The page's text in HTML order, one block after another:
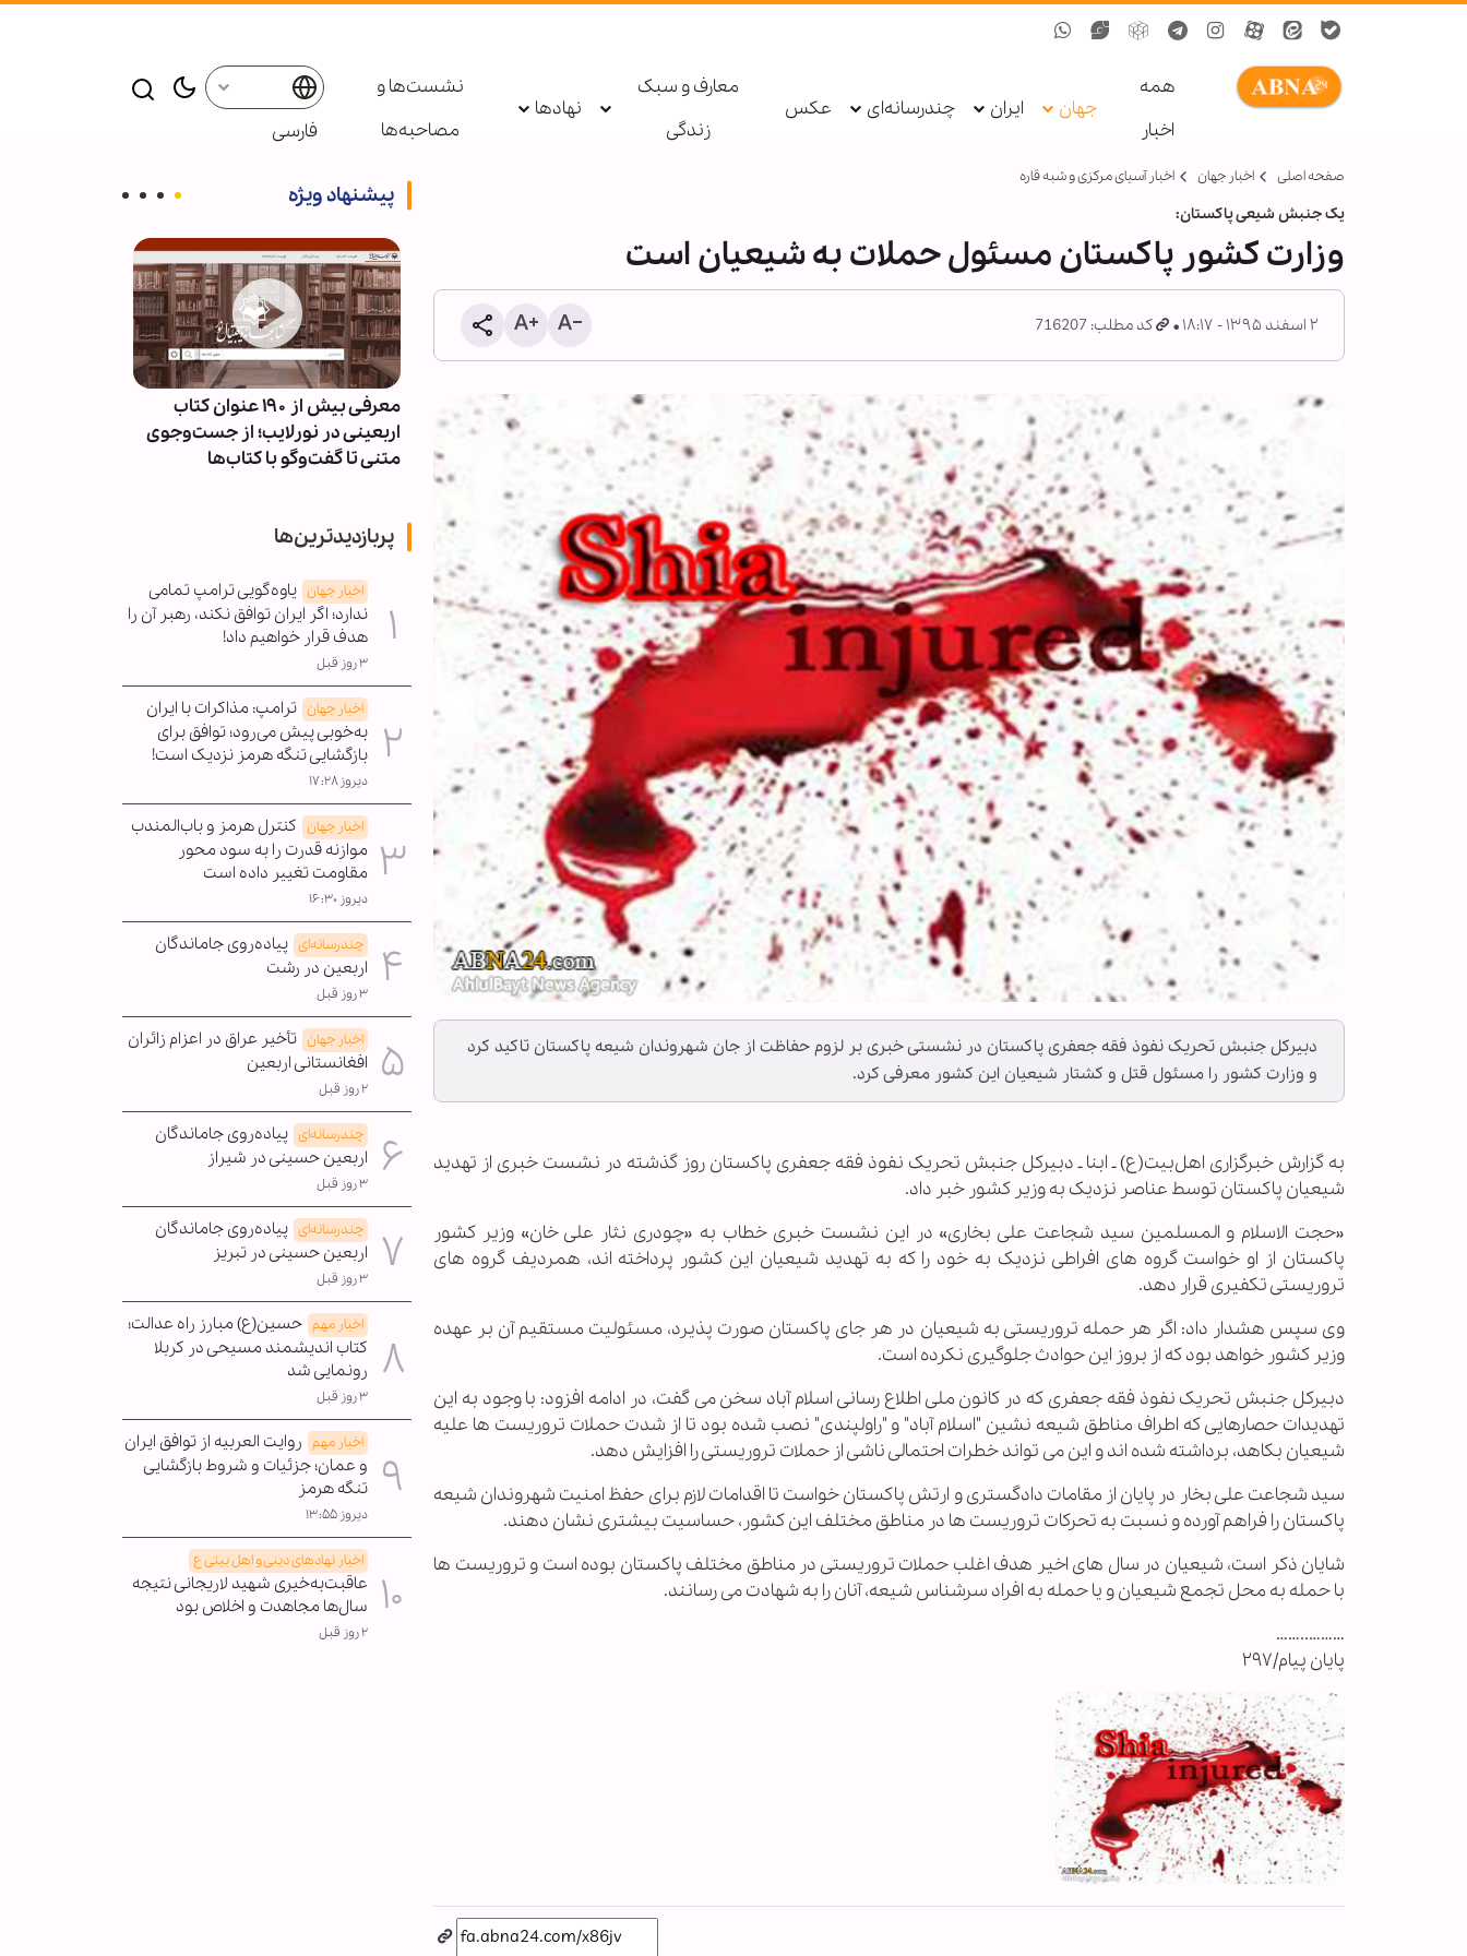
همه
اخبار
جهان ایران چندرسانه‌ای عکس
معارف و سبک
زندگی
نهادها
نشست‌ها و
مصاحبه‌ها
فارسی
صفحه اصلی اخبار جهان اخبار آسیای مرکزی و شبه قاره
یک جنبش شیعی پاکستان:
وزارت کشور پاکستان مسئول حملات به شیعیان است
۲ اسفند ۱۳۹۵ - ۱۸:۱۷ کد مطلب: 716207
دبیرکل جنبش تحریک نفوذ فقه جعفری پاکستان در نشستی خبری بر لزوم حفاظت از جان شهروندان شیعه پاکستان تاکید کرد
و وزارت کشور را مسئول قتل و کشتار شیعیان این کشور معرفی کرد.
به گزارش خبرگزاری اهل‌بیت(ع) ـ ابنا ـ دبیرکل جنبش تحریک نفوذ فقه جعفری پاکستان روز گذشته در نشست خبری از تهدید
شیعیان پاکستان توسط عناصر نزدیک به وزیر کشور خبر داد.
«حجت الاسلام و المسلمین سید شجاعت علی بخاری» در این نشست خبری خطاب به «چودری نثار علی خان» وزیر کشور
پاکستان از او خواست گروه های افراطی نزدیک به خود را که به تهدید شیعیان این کشور پرداخته اند، همردیف گروه های
تروریستی تکفیری قرار دهد.
وی سپس هشدار داد: اگر هر حمله تروریستی به شیعیان در هر جای پاکستان صورت پذیرد، مسئولیت مستقیم آن بر عهده
وزیر کشور خواهد بود که از بروز این حوادث جلوگیری نکرده است.
دبیرکل جنبش تحریک نفوذ فقه جعفری که در کانون ملی اطلاع رسانی اسلام آباد سخن می گفت، در ادامه افزود: با وجود به این
تهدیدات حصارهایی که اطراف مناطق شیعه نشین "اسلام آباد" و "راولپندی" نصب شده بود تا از شدت حملات تروریست ها علیه
شیعیان بکاهد، برداشته شده اند و این می تواند خطرات احتمالی ناشی از حملات تروریستی را افزایش دهد.
سید شجاعت علی بخار در پایان از مقامات دادگستری و ارتش پاکستان خواست تا اقدامات لازم برای حفظ امنیت شهروندان شیعه
پاکستان را فراهم آورده و نسبت به تحرکات تروریست ها در مناطق مختلف این کشور، حساسیت بیشتری نشان دهند.
شایان ذکر است، شیعیان در سال های اخیر هدف اغلب حملات تروریستی در مناطق مختلف پاکستان بوده است و تروریست ها
با حمله به محل تجمع شیعیان و یا حمله به افراد سرشناس شیعه، آنان را به شهادت می رسانند.
………..……
پایان پیام/۲۹۷
پیشنهاد ویژه
دستگیری عامل توهین به زائران
اربعین در فضای مجازی توسط
پلیس
معرفی بیش از ۱۹۰ عنوان کتاب
اربعینی در نورلایب؛ از جست‌وجوی
متنی تا گفت‌وگو با کتاب‌ها
پربازدیدترین‌ها
اخبار جهان یاوه‌گویی ترامپ تمامی
ندارد؛ اگر ایران توافق نکند، رهبر آن را
هدف قرار خواهیم داد!
۳ روز قبل
اخبار جهان ترامپ: مذاکرات با ایران
به‌خوبی پیش می‌رود؛ توافق برای
بازگشایی تنگه هرمز نزدیک است!
دیروز ۱۷:۲۸
اخبار جهان کنترل هرمز و باب‌المندب
موازنه قدرت را به سود محور
مقاومت تغییر داده است
دیروز ۱۶:۳۰
چندرسانه‌ای پیاده‌روی جاماندگان
اربعین در رشت
۳ روز قبل
اخبار جهان تأخیر عراق در اعزام زائران
افغانستانی اربعین
۲ روز قبل
چندرسانه‌ای پیاده‌روی جاماندگان
اربعین حسینی در شیراز
۳ روز قبل
چندرسانه‌ای پیاده‌روی جاماندگان
اربعین حسینی در تبریز
۳ روز قبل
اخبار مهم حسین(ع) مبارز راه عدالت؛
کتاب اندیشمند مسیحی در کربلا
رونمایی شد
۳ روز قبل
اخبار مهم روایت العربیه از توافق ایران
و عمان؛ جزئیات و شروط بازگشایی
تنگه هرمز
دیروز ۱۳:۵۵
اخبار نهادهای دینی و اهل بیتی ع
عاقبت‌به‌خیری شهید لاریجانی نتیجه
سال‌ها مجاهدت و اخلاص بود
۲ روز قبل